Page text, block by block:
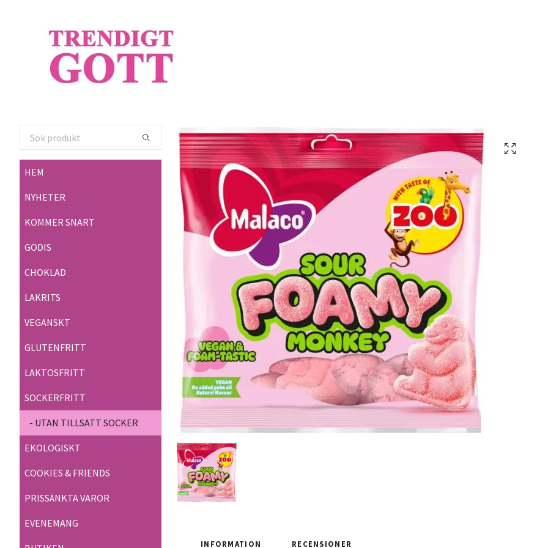
HEM
NYHETER
KOMMER SNART
GODIS
CHOKLAD
LAKRITS
VEGANSKT
GLUTENFRITT
LAKTOSFRITT
SOCKERFRITT
- UTAN TILLSATT SOCKER
EKOLOGISKT
COOKIES & FRIENDS
PRISSÄNKTA VAROR
EVENEMANG
INFORMATION RECENSIONER